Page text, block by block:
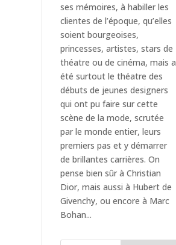
ses mémoires, à habiller les
clientes de l’époque, qu’elles
soient bourgeoises,
princesses, artistes, stars de
théatre ou de cinéma, mais a
été surtout le théatre des
débuts de jeunes designers
qui ont pu faire sur cette
scène de la mode, scrutée
par le monde entier, leurs
premiers pas et y démarrer
de brillantes carrières. On
pense bien sûr à Christian
Dior, mais aussi à Hubert de
Givenchy, ou encore à Marc
Bohan...